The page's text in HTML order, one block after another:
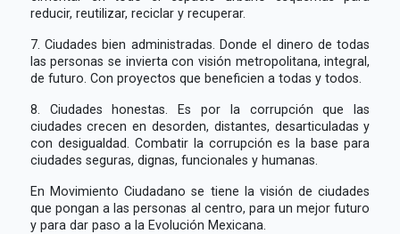
reducir, reutilizar, reciclar y recuperar.
7. Ciudades bien administradas. Donde el dinero de todas
las personas se invierta con visión metropolitana, integral,
de futuro. Con proyectos que beneficien a todas y todos.
8. Ciudades honestas. Es por la corrupción que las
ciudades crecen en desorden, distantes, desarticuladas y
con desigualdad. Combatir la corrupción es la base para
ciudades seguras, dignas, funcionales y humanas.
En Movimiento Ciudadano se tiene la visión de ciudades
que pongan a las personas al centro, para un mejor futuro
y para dar paso a la Evolución Mexicana.